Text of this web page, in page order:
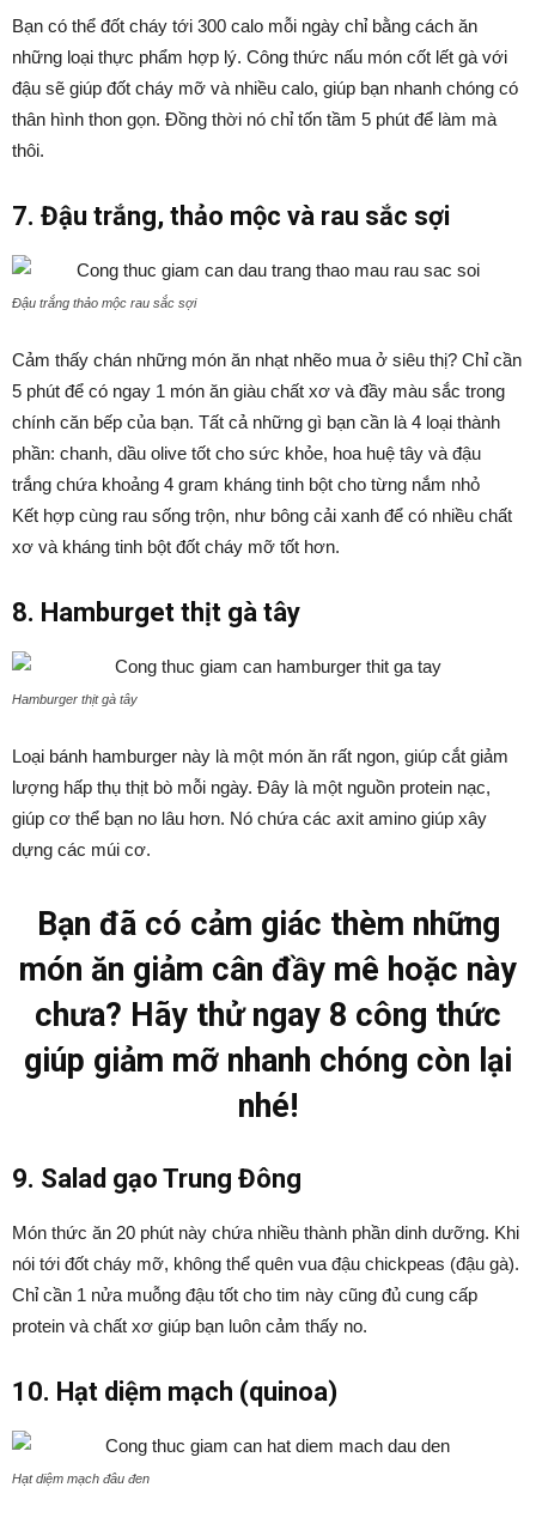
Bạn có thể đốt cháy tới 300 calo mỗi ngày chỉ bằng cách ăn
những loại thực phẩm hợp lý. Công thức nấu món cốt lết gà với
đậu sẽ giúp đốt cháy mỡ và nhiều calo, giúp bạn nhanh chóng có
thân hình thon gọn. Đồng thời nó chỉ tốn tầm 5 phút để làm mà
thôi.
7. Đậu trắng, thảo mộc và rau sắc sợi
Đậu trắng thảo mộc rau sắc sợi
Cảm thấy chán những món ăn nhạt nhẽo mua ở siêu thị? Chỉ cần
5 phút để có ngay 1 món ăn giàu chất xơ và đầy màu sắc trong
chính căn bếp của bạn. Tất cả những gì bạn cần là 4 loại thành
phần: chanh, dầu olive tốt cho sức khỏe, hoa huệ tây và đậu
trắng chứa khoảng 4 gram kháng tinh bột cho từng nắm nhỏ
Kết hợp cùng rau sống trộn, như bông cải xanh để có nhiều chất
xơ và kháng tinh bột đốt cháy mỡ tốt hơn.
8. Hamburget thịt gà tây
Hamburger thịt gà tây
Loại bánh hamburger này là một món ăn rất ngon, giúp cắt giảm
lượng hấp thụ thịt bò mỗi ngày. Đây là một nguồn protein nạc,
giúp cơ thể bạn no lâu hơn. Nó chứa các axit amino giúp xây
dựng các múi cơ.
Bạn đã có cảm giác thèm những
món ăn giảm cân đầy mê hoặc này
chưa? Hãy thử ngay 8 công thức
giúp giảm mỡ nhanh chóng còn lại
nhé!
9. Salad gạo Trung Đông
Món thức ăn 20 phút này chứa nhiều thành phần dinh dưỡng. Khi
nói tới đốt cháy mỡ, không thể quên vua đậu chickpeas (đậu gà).
Chỉ cần 1 nửa muỗng đậu tốt cho tim này cũng đủ cung cấp
protein và chất xơ giúp bạn luôn cảm thấy no.
10. Hạt diệm mạch (quinoa)
Hạt diệm mạch đâu đen